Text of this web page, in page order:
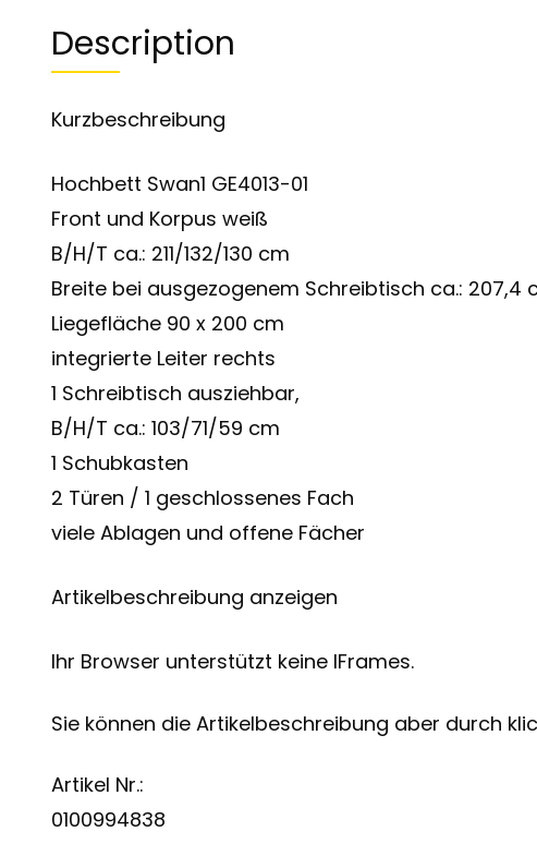
Description
Kurzbeschreibung
Hochbett Swan1 GE4013-01
Front und Korpus weiß
B/H/T ca.: 211/132/130 cm
Breite bei ausgezogenem Schreibtisch ca.: 207,4
Liegefläche 90 x 200 cm
integrierte Leiter rechts
1 Schreibtisch ausziehbar,
B/H/T ca.: 103/71/59 cm
1 Schubkasten
2 Türen / 1 geschlossenes Fach
viele Ablagen und offene Fächer
Artikelbeschreibung anzeigen
Ihr Browser unterstützt keine IFrames.
Sie können die Artikelbeschreibung aber durch
Artikel Nr.:
0100994838